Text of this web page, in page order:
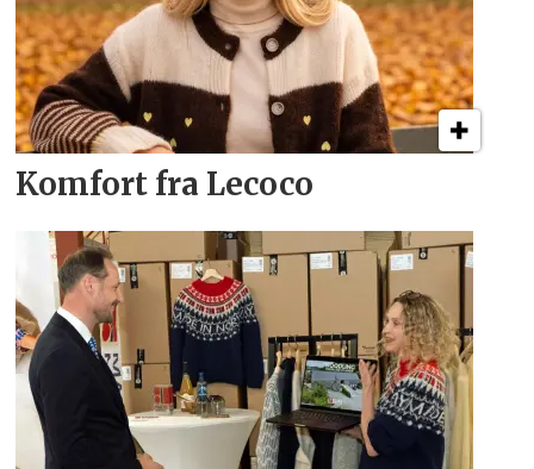
Komfort fra Lecoco